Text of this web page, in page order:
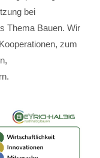
bei
Thema Bauen. Wir
zum